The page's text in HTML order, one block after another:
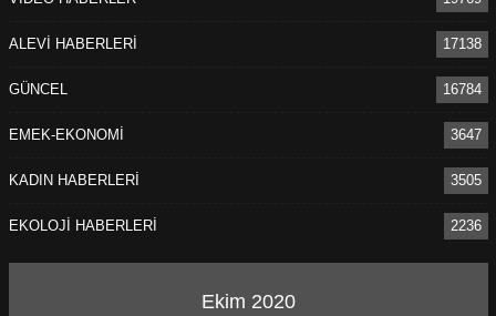
ALEVİ HABERLERİ 17138
GÜNCEL 16784
EMEK-EKONOMİ 3647
KADIN HABERLERİ 3505
EKOLOJİ HABERLERİ 2236
Ekim 2020